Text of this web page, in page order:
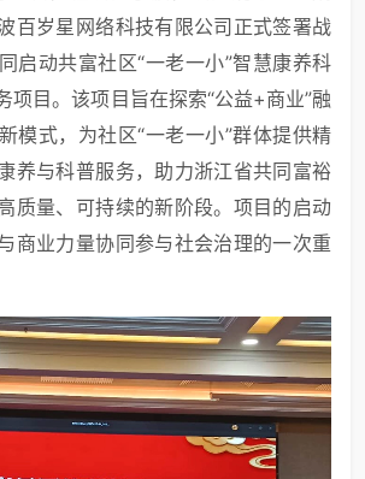
百岁星网络科技有限公司正式签署战
启动共富社区“一老一小”智慧康养科
项目。该项目旨在探索“公益+商业”融
模式，为社区“一老一小”群体提供精
养与科普服务，助力浙江省共同富裕
质量、可持续的新阶段。项目的启动
商业力量协同参与社会治理的一次重